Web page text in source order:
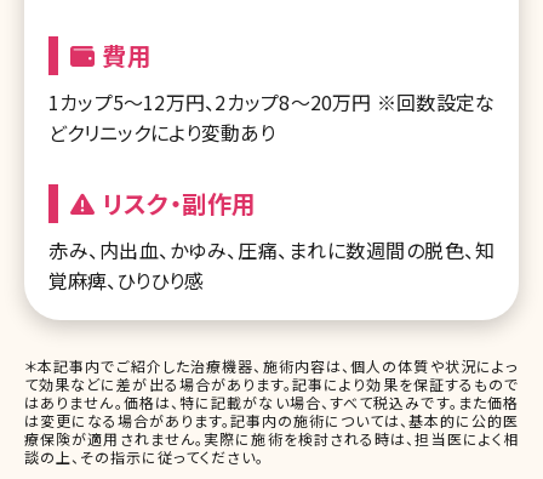
費用
1カップ5～12万円、2カップ8～20万円 ※回数設定な
どクリニックにより変動あり
リスク・副作用
赤み、内出血、かゆみ、圧痛、まれに数週間の脱色、知
覚麻痺、ひりひり感
＊本記事内でご紹介した治療機器、施術内容は、個人の体質や状況によっ
て効果などに差が出る場合があります。記事により効果を保証するもので
はありません。価格は、特に記載がない場合、すべて税込みです。また価格
は変更になる場合があります。記事内の施術については、基本的に公的医
療保険が適用されません。実際に施術を検討される時は、担当医によく相
談の上、その指示に従ってください。